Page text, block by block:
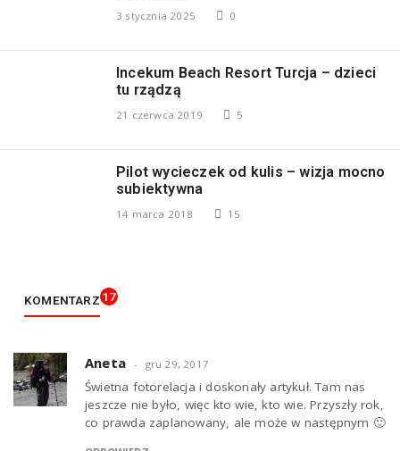
3 stycznia 2025 0
Incekum Beach Resort Turcja – dzieci
tu rządzą
21 czerwca 2019 5
Pilot wycieczek od kulis – wizja mocno
subiektywna
14 marca 2018 15
KOMENTARZ17
Aneta gru 29, 2017
Świetna fotorelacja i doskonały artykuł. Tam nas
jeszcze nie było, więc kto wie, kto wie. Przyszły rok,
co prawda zaplanowany, ale może w następnym 🙂